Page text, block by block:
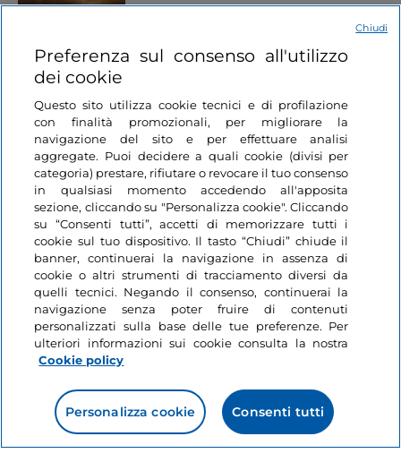
Ti potrebbe interessare
Sport
Like
Le Olimpiadi Invernali
di Milano-Cortina
2026 si avvicinano:
ecco cosa aspettarsi
5 minuti
Informazioni sul sito
Preferenza sul consenso all'utilizzo
dei cookie
Questo sito utilizza cookie tecnici e di profilazione
con finalità promozionali, per migliorare la
navigazione del sito e per effettuare analisi
aggregate. Puoi decidere a quali cookie (divisi per
categoria) prestare, rifiutare o revocare il tuo consenso
in qualsiasi momento accedendo all'apposita
sezione, cliccando su "Personalizza cookie". Cliccando
su “Consenti tutti”, accetti di memorizzare tutti i
cookie sul tuo dispositivo. Il tasto “Chiudi” chiude il
banner, continuerai la navigazione in assenza di
cookie o altri strumenti di tracciamento diversi da
quelli tecnici. Negando il consenso, continuerai la
navigazione senza poter fruire di contenuti
personalizzati sulla base delle tue preferenze. Per
ulteriori informazioni sui cookie consulta la nostra
Cookie policy
Personalizza cookie Consenti tutti
Chiudi